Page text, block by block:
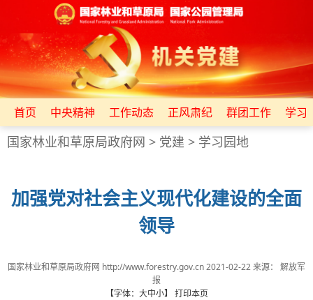
首页 中央精神 工作动态 正风肃纪 群团工作 学习
国家林业和草原局政府网 > 党建 > 学习园地
加强党对社会主义现代化建设的全面
领导
国家林业和草原局政府网 http://www.forestry.gov.cn2021-02-22来源： 解放军
报
【字体： 大中小】 打印本页